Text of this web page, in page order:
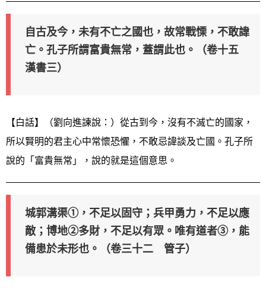
自古及今，未有不亡之國也，故常戰慄，不敢諱
亡。孔子所謂富貴無常，蓋謂此也。（卷十五
漢書三）
【白話】（劉向進諫說：）從古到今，沒有不滅亡的國家，
所以賢明的君主心中常懷恐懼，不敢忌諱談及亡國。孔子所
說的「富貴無常」，說的就是這個意思。
城郭溝渠①，不足以固守；兵甲勇力，不足以應
敵；博地②多財，不足以有眾。唯有道者③，能
備患於未形也。（卷三十二 管子）